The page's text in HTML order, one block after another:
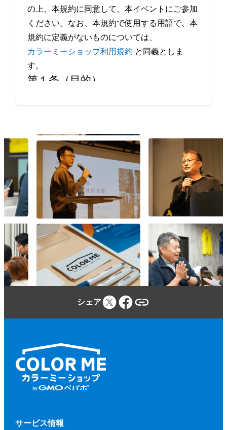
の上、本規約に同意して、本イベントにご参加
ください。なお、本規約で使用する用語で、本
規約に定義がないものについては、
カラーミーショップ利用規約 と同義としま
す。
第１条（目的）
Eコマースにかかわるすべての方の交流・情報
第２条（本イベントの開催日程）
本イベントの開催場所（オンラインによる開催
を含みます。）、開催日時等は、本サービスの
ウェブサイト上で定めます。
第３条（規約の履行）
参加者は、カラーミーショップ利用規約、
本規約、本イベントに関する当社のウェブ
サイトに定める事項及び本イベントの開催
場所・施設等の定める規程等（併せて、以
下「本規約等」といいます。）を遵守しな
ければならないものとします。
おそれがあると当社が判断した場合、当社
（当社が本イベントに関して業務を委託す
て、参加申込みの拒否、参加の取り消しを
いつでもできるものとします。
前項に基づく措置を行う場合、当社は、そ
の理由等を参加者に開示する義務を負わな
第２項に基づく、参加申込みの拒否、参加
シェア
サービス情報